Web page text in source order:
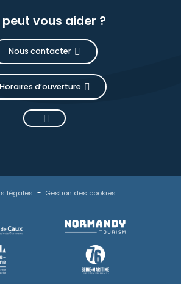
peut vous aider ?
Nous contacter
Horaires d’ouverture
légales Gestion des cookies